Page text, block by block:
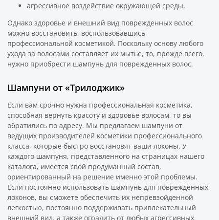
агрессивное воздействие окружающей среды.
Однако здоровье и внешний вид поврежденных волос
можно восстановить, воспользовавшись
профессиональной косметикой. Поскольку основу любого
ухода за волосами составляет их мытье, то, прежде всего,
нужно приобрести шампунь для поврежденных волос.
Шампуни от «Трилоджик»
Если вам срочно нужна профессиональная косметика,
способная вернуть красоту и здоровье волосам, то вы
обратились по адресу. Мы предлагаем шампуни от
ведущих производителей косметики профессионального
класса, которые быстро восстановят ваши локоны. У
каждого шампуня, представленного на страницах нашего
каталога, имеется свой продуманный состав,
ориентированный на решение именно этой проблемы.
Если постоянно использовать шампунь для поврежденных
локонов, вы сможете обеспечить их непревзойденной
легкостью, постоянно поддерживать привлекательный
внешний вид, а также оградить от любых агрессивных